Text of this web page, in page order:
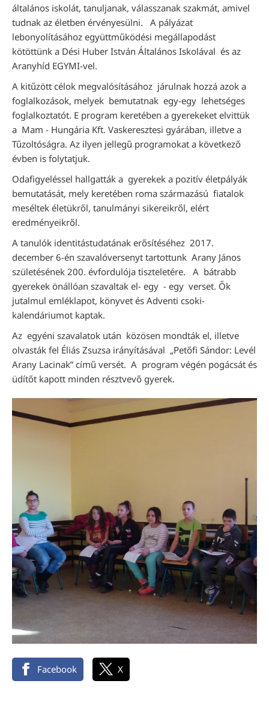
általános iskolát, tanuljanak, válasszanak szakmát, amivel
tudnak az életben érvényesülni. A pályázat
lebonyolításához együttműködési megállapodást
kötöttünk a Dési Huber István Általános Iskolával és az
Aranyhíd EGYMI-vel.
A kitűzött célok megvalósításához járulnak hozzá azok a
foglalkozások, melyek bemutatnak egy-egy lehetséges
foglalkoztatót. E program keretében a gyerekeket elvittük
a Mam - Hungária Kft. Vaskeresztesi gyárában, illetve a
Tűzoltóságra. Az ilyen jellegű programokat a következő
évben is folytatjuk.
Odafigyeléssel hallgatták a gyerekek a pozitív életpályák
bemutatását, mely keretében roma származású fiatalok
meséltek életükről, tanulmányi sikereikről, elért
eredményeikről.
A tanulók identitástudatának erősítéséhez 2017.
december 6-én szavalóversenyt tartottunk Arany János
születésének 200. évfordulója tiszteletére. A bátrabb
gyerekek önállóan szavaltak el- egy - egy verset. Ők
jutalmul emléklapot, könyvet és Adventi csoki-
kalendáriumot kaptak.
Az egyéni szavalatok után közösen mondták el, illetve
olvasták fel Éliás Zsuzsa irányításával „Petőfi Sándor: Levél
Arany Lacinak” című versét. A program végén pogácsát és
üdítőt kapott minden résztvevő gyerek.
Facebook X